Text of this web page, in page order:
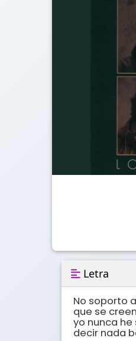
Letra
No soporto
que se
yo nunca he
decir nada